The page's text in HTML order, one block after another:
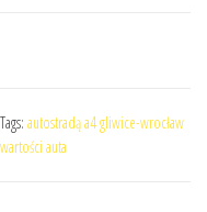
Tags: autostradą a4 gliwice-wrocław
auta